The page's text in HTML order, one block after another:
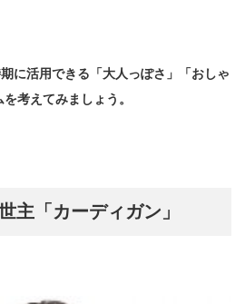
に活用できる「大人っぽさ」「おしゃ
考えてみましょう。
主「カーディガン」